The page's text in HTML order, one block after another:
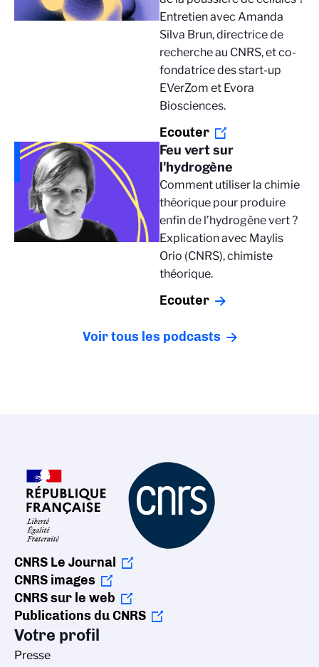
Entretien avec Amanda
Silva Brun, directrice de
recherche au CNRS, et co-
fondatrice des start-up
EVerZom et Evora
Biosciences.
Ecouter
Feu vert sur
l'hydrogène
Comment utiliser la chimie
théorique pour produire
enfin de l’hydrogène vert ?
Explication avec Maylis
Orio (CNRS), chimiste
théorique.
Ecouter
Voir tous les podcasts
CNRS Le Journal
CNRS images
CNRS sur le web
Publications du CNRS
Votre profil
Presse